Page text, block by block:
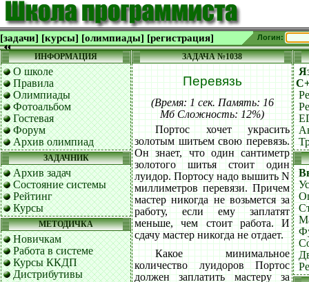
[задачи] [курсы] [олимпиады] [регистрация] Логин:
ИНФОРМАЦИЯ
О школе
Правила
Олимпиады
Фотоальбом
Гостевая
Форум
Архив олимпиад
ЗАДАЧНИК
Архив задач
Состояние системы
Рейтинг
Курсы
МЕТОДИЧКА
Новичкам
Работа в системе
Курсы ККДП
Дистрибутивы
ЗАДАЧА №1038
Перевязь
(Время: 1 сек. Память: 16
Мб Сложность: 12%)
Портос хочет украсить
золотым шитьем свою перевязь.
Он знает, что один сантиметр
золотого шитья стоит один
луидор. Портосу надо вышить N
миллиметров перевязи. Причем
мастер никогда не возьмется за
работу, если ему заплатят
меньше, чем стоит работа. И
сдачу мастер никогда не отдает.
Какое минимальное
количество луидоров Портос
должен заплатить мастеру за